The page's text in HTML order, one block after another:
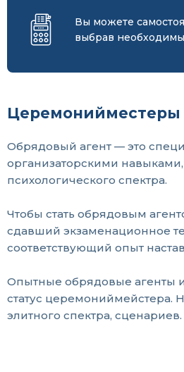
Вы можете
выбрав
Церемонийместеры
Обрядовый агент — это
организаторскими
психологического спектра.
Чтобы стать обрядовым
сдавший экзаменационное
соответствующий опыт
Опытные обрядовые агенты
статус церемониймейстера.
элитного спектра,